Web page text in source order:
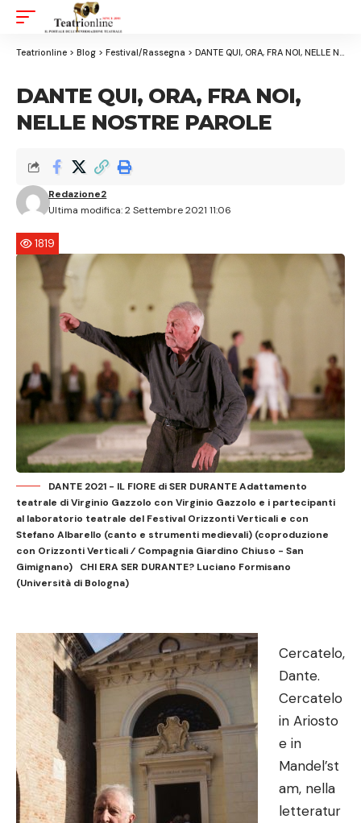
Resizer
Teatrionline > Blog > Festival/Rassegna > DANTE QUI, ORA, FRA NOI, NELLE NOSTRE PAROLE
DANTE QUI, ORA, FRA NOI,
NELLE NOSTRE PAROLE
Ultima modifica: 2 Settembre 2021 11:06
Redazione2
1819
DANTE 2021 - IL FIORE di SER DURANTE Adattamento
teatrale di Virginio Gazzolo con Virginio Gazzolo e i partecipanti
al laboratorio teatrale del Festival Orizzonti Verticali e con
Stefano Albarello (canto e strumenti medievali) (coproduzione
con Orizzonti Verticali ⁄ Compagnia Giardino Chiuso - San
Gimignano) CHI ERA SER DURANTE? Luciano Formisano
(Università di Bologna)
Cercatelo,
Dante.
Cercatelo
in Ariosto
e in
Mandel’st
am, nella
letteratur